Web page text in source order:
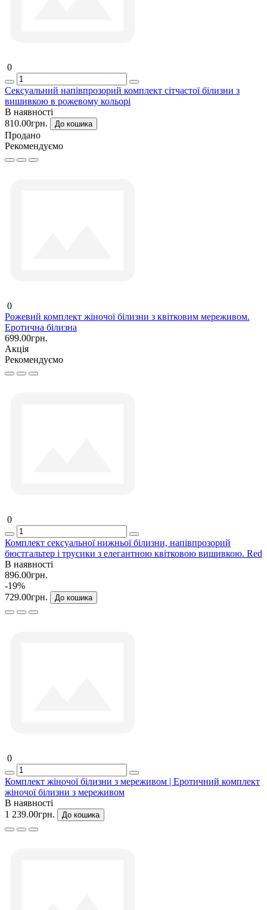
0
Сексуальний напівпрозорий комплект сітчастої білизни з
вишивкою в рожевому кольорі
В наявності
810.00грн.
До кошика
Продано
Рекомендуємо
0
Рожевий комплект жіночої білизни з квітковим мереживом.
Еротична білизна
699.00грн.
Акція
Рекомендуємо
0
Комплект сексуальної нижньої білизни, напівпрозорий
бюстгальтер і трусики з елегантною квітковою вишивкою. Red
В наявності
896.00грн.
-19%
729.00грн.
До кошика
0
Комплект жіночої білизни з мереживом | Еротичний комплект
жіночої білизни з мереживом
В наявності
1 239.00грн.
До кошика